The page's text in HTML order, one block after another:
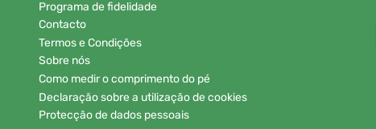
Programa de fidelidade
Contacto
Termos e Condições
Sobre nós
Como medir o comprimento do pé
Declaração sobre a utilização de cookies
Protecção de dados pessoais